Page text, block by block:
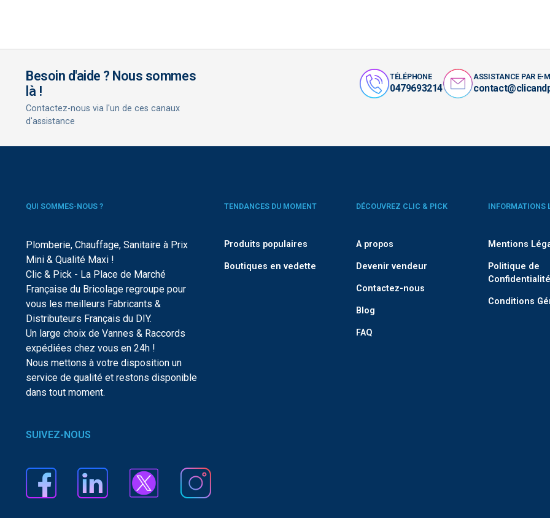
Besoin d'aide ? Nous sommes
là !
Contactez-nous via l'un de ces canaux
d'assistance
TÉLÉPHONE
0479693214
ASSISTANCE PAR E-
QUI SOMMES-NOUS ?
Plomberie, Chauffage, Sanitaire à Prix
Mini & Qualité Maxi !
Clic & Pick - La Place de Marché
Française du Bricolage regroupe pour
vous les meilleurs Fabricants &
Distributeurs Français du DIY.
Un large choix de Vannes & Raccords
expédiées chez vous en 24h !
Nous mettons à votre disposition un
service de qualité et restons disponible
dans tout moment.
TENDANCES DU MOMENT
Produits populaires
Boutiques en vedette
DÉCOUVREZ CLIC & PICK
A propos
Devenir vendeur
Contactez-nous
Blog
FAQ
INFORMATIONS
Mentions
Politique de
Confidentialité
Conditions
SUIVEZ-NOUS